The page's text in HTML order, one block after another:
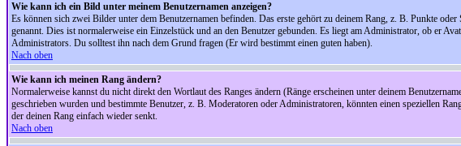
Wie kann ich ein Bild unter meinem Benutzernamen anzeigen?
Es können sich zwei Bilder unter dem Benutzernamen befinden. Das erste gehört zu deinem Rang, z. B. Punkte
genannt. Dies ist normalerweise ein Einzelstück und an den Benutzer gebunden. Es liegt am Administrator, ob er
Administrators. Du solltest ihn nach dem Grund fragen (Er wird bestimmt einen guten haben).
Nach oben
Wie kann ich meinen Rang ändern?
Normalerweise kannst du nicht direkt den Wortlaut des Ranges ändern (Ränge erscheinen unter deinem
geschrieben wurden und bestimmte Benutzer, z. B. Moderatoren oder Administratoren, könnten einen speziellen
der deinen Rang einfach wieder senkt.
Nach oben